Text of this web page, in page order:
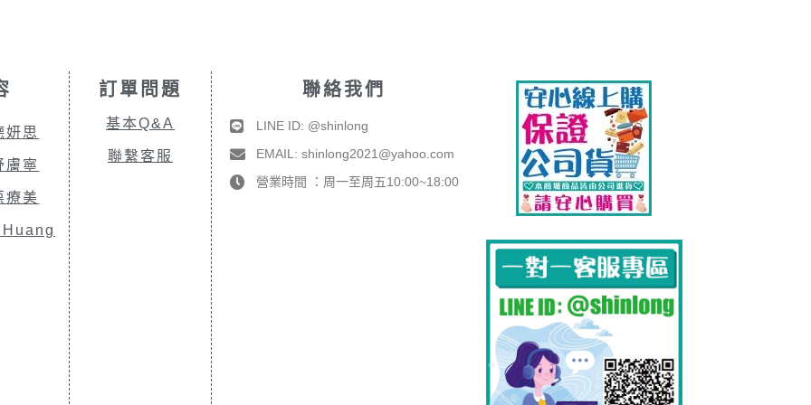
妍思
膚寧
療美
訂單問題
基本Q&A
聯繫客服
聯絡我們
LINE ID: @shinlong
EMAIL: shinlong2021@yahoo.com
營業時間 ：周一至周五10:00~18:00